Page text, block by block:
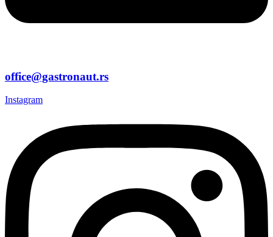
office@gastronaut.rs
Instagram